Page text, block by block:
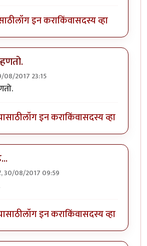
लॉग इन कराकिंवासदस्य व्हा
08/2017 23:15
माहिती
लॉग इन कराकिंवासदस्य व्हा
30/08/2017 09:59
माहिती
लॉग इन कराकिंवासदस्य व्हा